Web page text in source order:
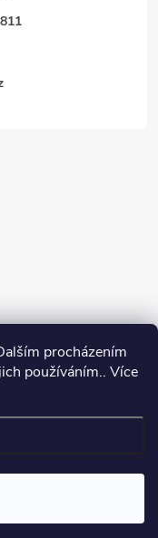
procházením
používáním.. Více